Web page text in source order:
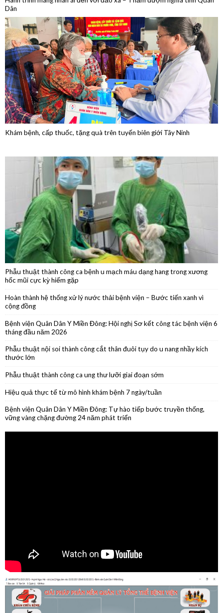
Hành trình mang nhân ái đến với đảo xa – Thắm đượm nghĩa tình Quân
Dân
Khám bệnh, cấp thuốc, tặng quà trên tuyến biên giới Tây Ninh
Phẫu thuật thành công ca bệnh u mạch máu dạng hang trong xương
hốc mũi cực kỳ hiếm gặp
cộng đồng
Bệnh viện Quân Dân Y Miền Đông: Hội nghị Sơ kết công tác bệnh viện 6
tháng đầu năm 2026
Phẫu thuật nội soi thành công cắt thân đuôi tụy do u nang nhầy kích
thước lớn